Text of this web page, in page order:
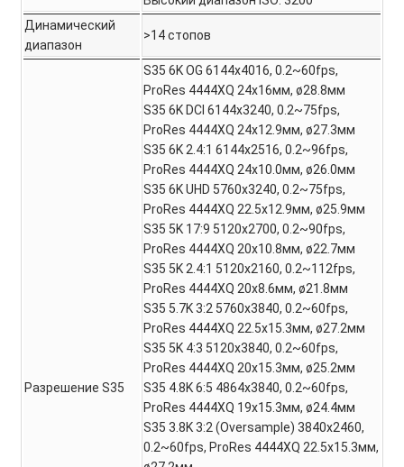
Динамический
диапазон
>14 стопов
Разрешение S35
S35 6K OG 6144x4016, 0.2~60fps,
ProRes 4444XQ 24x16мм, ø28.8мм
S35 6K DCI 6144x3240, 0.2~75fps,
ProRes 4444XQ 24x12.9мм, ø27.3мм
S35 6K 2.4:1 6144x2516, 0.2~96fps,
ProRes 4444XQ 24x10.0мм, ø26.0мм
S35 6K UHD 5760x3240, 0.2~75fps,
ProRes 4444XQ 22.5x12.9мм, ø25.9мм
S35 5K 17:9 5120x2700, 0.2~90fps,
ProRes 4444XQ 20x10.8мм, ø22.7мм
S35 5K 2.4:1 5120x2160, 0.2~112fps,
ProRes 4444XQ 20x8.6мм, ø21.8мм
S35 5.7K 3:2 5760x3840, 0.2~60fps,
ProRes 4444XQ 22.5x15.3мм, ø27.2мм
S35 5K 4:3 5120x3840, 0.2~60fps,
ProRes 4444XQ 20x15.3мм, ø25.2мм
S35 4.8K 6:5 4864x3840, 0.2~60fps,
ProRes 4444XQ 19x15.3мм, ø24.4мм
S35 3.8K 3:2 (Oversample) 3840x2460,
0.2~60fps, ProRes 4444XQ 22.5x15.3мм,